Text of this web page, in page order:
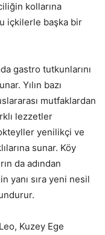
kollarına
içkilerle başka bir
gastro tutkunlarını
Yılın bazı
mutfaklardan
lezzetler
yenilikçi ve
sunar. Köy
da adından
yanı sıra yeni nesil
Kuzey Ege